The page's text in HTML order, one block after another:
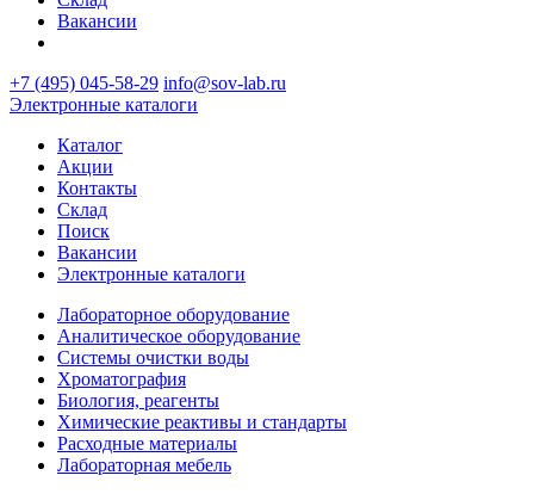
Вакансии
+7 (495) 045-58-29 info@sov-lab.ru
Электронные каталоги
Каталог
Акции
Контакты
Склад
Поиск
Вакансии
Электронные каталоги
Лабораторное оборудование
Аналитическое оборудование
Системы очистки воды
Хроматография
Биология, реагенты
Химические реактивы и стандарты
Расходные материалы
Лабораторная мебель